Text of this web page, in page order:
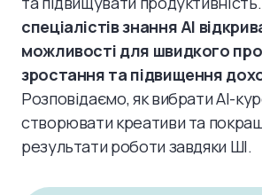
спеціалістів знання AI
можливості для швидкого
зростання та підвищення
Розповідаємо, як вибрати AI-
створювати креативи та
результати роботи завдяки ШІ.